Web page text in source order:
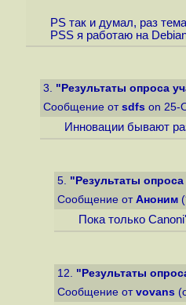
PS так и думал, раз
PSS я работаю на
3. "Результаты опроса
Сообщение от sdfs on 25-
Инновации бывают
5. "Результаты
Сообщение от Аноним
Пока только
12. "Результаты
Сообщение от vovans